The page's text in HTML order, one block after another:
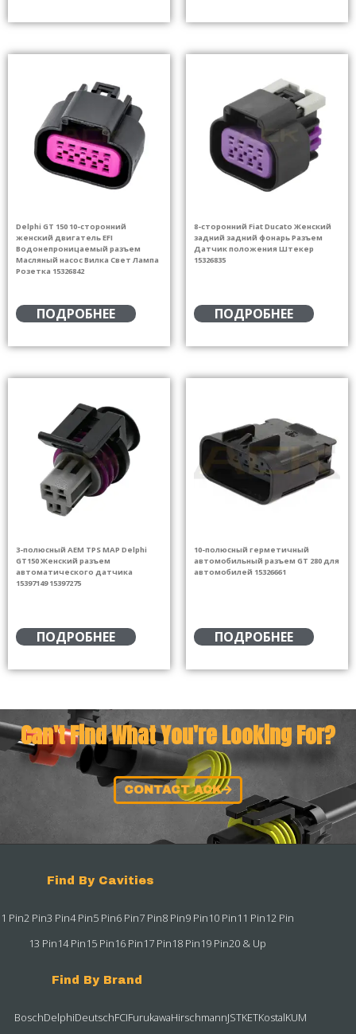
Delphi GT 150 10-сторонний
женский двигатель EFI
Водонепроницаемый разъем
Масляный насос Вилка Свет Лампа
Розетка 15326842
ПОДРОБНЕЕ
8-сторонний Fiat Ducato Женский
задний задний фонарь Разъем
Датчик положения Штекер
15326835
ПОДРОБНЕЕ
3-полюсный AEM TPS MAP Delphi
GT150 Женский разъем
автоматического датчика
15397149 15397275
ПОДРОБНЕЕ
10-полюсный герметичный
автомобильный разъем GT 280 для
автомобилей 15326661
ПОДРОБНЕЕ
Can't Find What You're Looking For?
CONTACT ACK
Find By Cavities
1 Pin2 Pin3 Pin4 Pin5 Pin6 Pin7 Pin8 Pin9 Pin10 Pin11 Pin12 Pin
13 Pin14 Pin15 Pin16 Pin17 Pin18 Pin19 Pin20 & Up
Find By Brand
BoschDelphiDeutschFCIFurukawaHirschmannJSTKETKostalKUM